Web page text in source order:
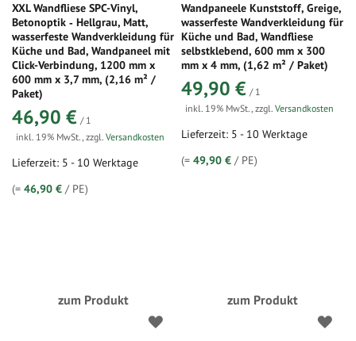
XXL Wandfliese SPC-Vinyl,
Betonoptik ‑ Hellgrau, Matt,
wasserfeste Wandverkleidung für
Küche und Bad, Wandpaneel mit
Click-Verbindung, 1200 mm x
600 mm x 3,7 mm, (2,16 m² /
Paket)
46,90 € / 1
inkl. 19% MwSt., zzgl. Versandkosten
Lieferzeit: 5 - 10 Werktage
(= 46,90 € / PE)
Wandpaneele Kunststoff, Greige,
wasserfeste Wandverkleidung für
Küche und Bad, Wandfliese
selbstklebend, 600 mm x 300
mm x 4 mm, (1,62 m² / Paket)
49,90 € / 1
inkl. 19% MwSt.,zzgl.Versandkosten
Lieferzeit: 5 - 10 Werktage
(=49,90 € / PE)
zum Produkt zum Produkt